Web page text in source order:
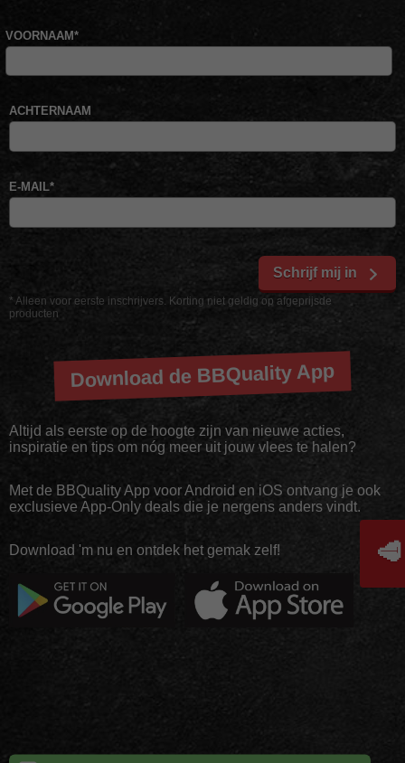
* Alleen voor eerste inschrijvers. Korting niet geldig op afgeprijsde
producten
VOORNAAM*
ACHTERNAAM
E-MAIL*
Schrijf mij in
Download de BBQuality App
Altijd als eerste op de hoogte zijn van nieuwe acties,
inspiratie en tips om nóg meer uit jouw vlees te halen?
Met de BBQuality App voor Android en iOS ontvang je ook
exclusieve App-Only deals die je nergens anders vindt.
Download 'm nu en ontdek het gemak zelf! 🥩